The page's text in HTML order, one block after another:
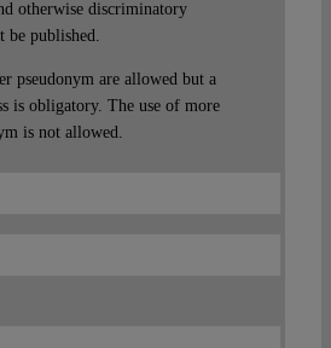
otherwise discriminatory
published.
pseudonym are allowed but a
is obligatory. The use of more
is not allowed.